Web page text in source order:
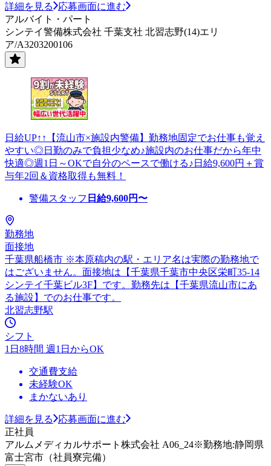
詳細を見る
応募画面に進む
アルバイト・パート
シンテイ警備株式会社 千葉支社 北習志野(14)エリ
ア/A3203200106
日給UP↑↑【流山市×施設内警備】勤務地固定でお仕事も覚え
やすい◎日勤のみで負担少なめ♪施設内のお仕事だから年中
快適◎週1日～OKで自分のペースで働ける♪日給9,600円＋賞
与年2回＆資格取得も無料！
警備スタッフ 日給9,600円〜
勤務地
面接地
千葉県船橋市 ※本原稿内の駅・エリア名は実際の勤務地で
はございません。面接地は【千葉県千葉市中央区栄町35-14
シンテイ千葉ビル3F】です。勤務先は【千葉県流山市にあ
る施設】でのお仕事です。
北習志野駅
シフト
1日8時間 週1日からOK
交通費支給
未経験OK
まかないあり
詳細を見る
応募画面に進む
正社員
アルムメディカルサポート株式会社 A06_24※勤務地:静岡県
富士宮市（社員寮完備）